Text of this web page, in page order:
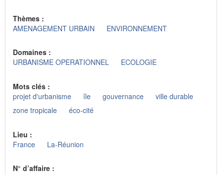
Thèmes :
AMENAGEMENT URBAIN
ENVIRONNEMENT
Domaines :
URBANISME OPERATIONNEL
ECOLOGIE
Mots clés :
projet d'urbanisme
île gouvernance
ville durable
zone tropicale
éco-cité
Lieu :
France
La-Réunion
N° d’affaire :